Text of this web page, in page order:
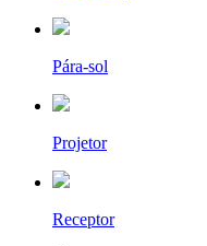
Pára-sol
Projetor
Receptor